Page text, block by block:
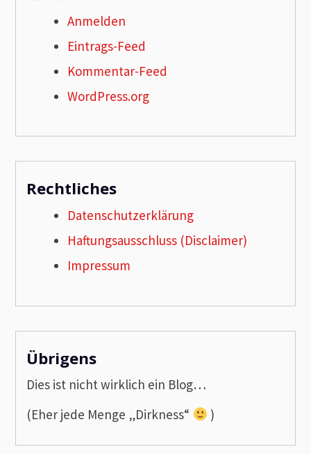
Anmelden
Eintrags-Feed
Kommentar-Feed
WordPress.org
Rechtliches
Datenschutzerklärung
Haftungsausschluss (Disclaimer)
Impressum
Übrigens
Dies ist nicht wirklich ein Blog…
(Eher jede Menge „Dirkness“
)